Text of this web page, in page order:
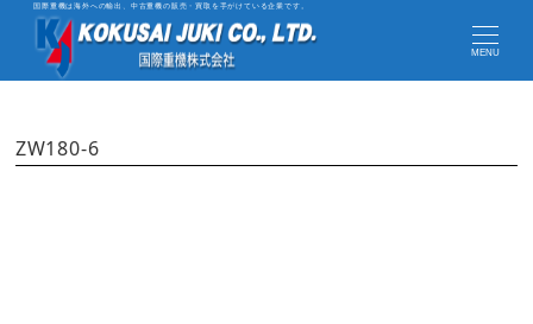
国際重機は海外への輸出、中古重機の販売・買取を手がけている企業です。
MENU
ZW180-6